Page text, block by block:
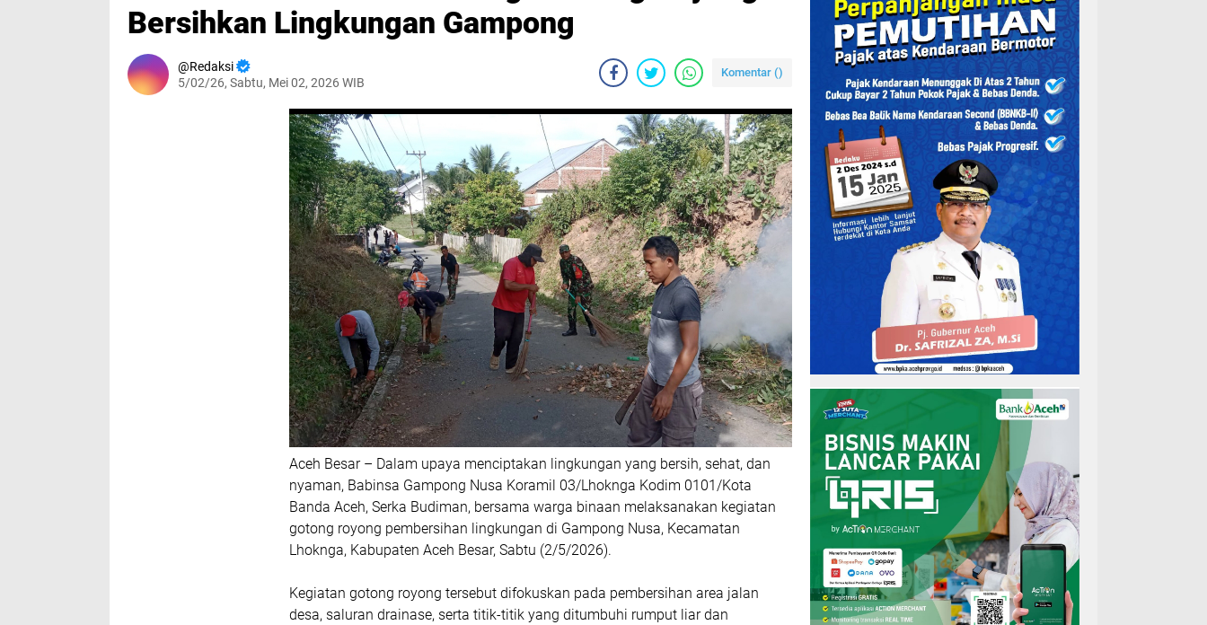
Bersihkan Lingkungan Gampong
Redaksi
5/02/26, Sabtu, Mei 02, 2026 WIB
Komentar ()
Aceh Besar – Dalam upaya menciptakan lingkungan yang bersih, sehat, dan
nyaman, Babinsa Gampong Nusa Koramil 03/Lhoknga Kodim 0101/Kota
Banda Aceh, Serka Budiman, bersama warga binaan melaksanakan kegiatan
gotong royong pembersihan lingkungan di Gampong Nusa, Kecamatan
Lhoknga, Kabupaten Aceh Besar, Sabtu (2/5/2026).
Kegiatan gotong royong tersebut difokuskan pada pembersihan area jalan
desa, saluran drainase, serta titik-titik yang ditumbuhi rumput liar dan